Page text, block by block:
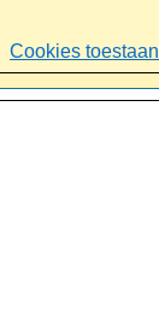
Cookies toestaan